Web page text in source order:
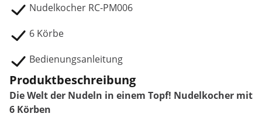
Nudelkocher RC-PM006
6 Körbe
Bedienungsanleitung
Produktbeschreibung
Die Welt der Nudeln in einem Topf! Nudelkocher mit
6 Körben